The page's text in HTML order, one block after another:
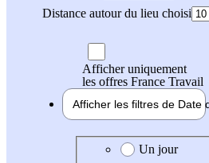
Distance autour du lieu choisi
Afficher uniquement
les offres France Travail
Afficher les filtres de Date
Date de création de l'offre
Un jour